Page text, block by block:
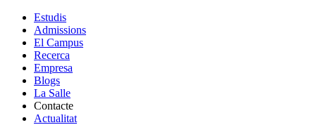
Estudis
Admissions
El Campus
Recerca
Empresa
Blogs
La Salle
Contacte
Actualitat